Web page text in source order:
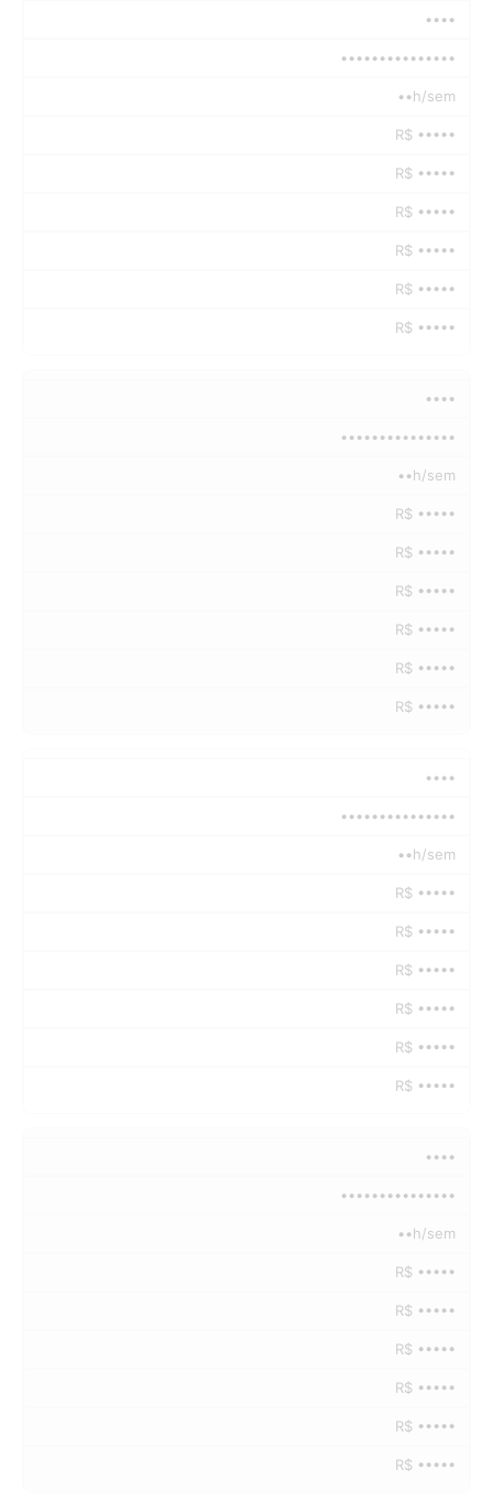
••••
•••••••••••••••
••h/sem
R$ •••••
R$ •••••
R$ •••••
R$ •••••
R$ •••••
R$ •••••
••••
•••••••••••••••
••h/sem
R$ •••••
R$ •••••
R$ •••••
R$ •••••
R$ •••••
R$ •••••
••••
•••••••••••••••
••h/sem
R$ •••••
R$ •••••
R$ •••••
R$ •••••
R$ •••••
R$ •••••
••••
•••••••••••••••
••h/sem
R$ •••••
R$ •••••
R$ •••••
R$ •••••
R$ •••••
R$ •••••